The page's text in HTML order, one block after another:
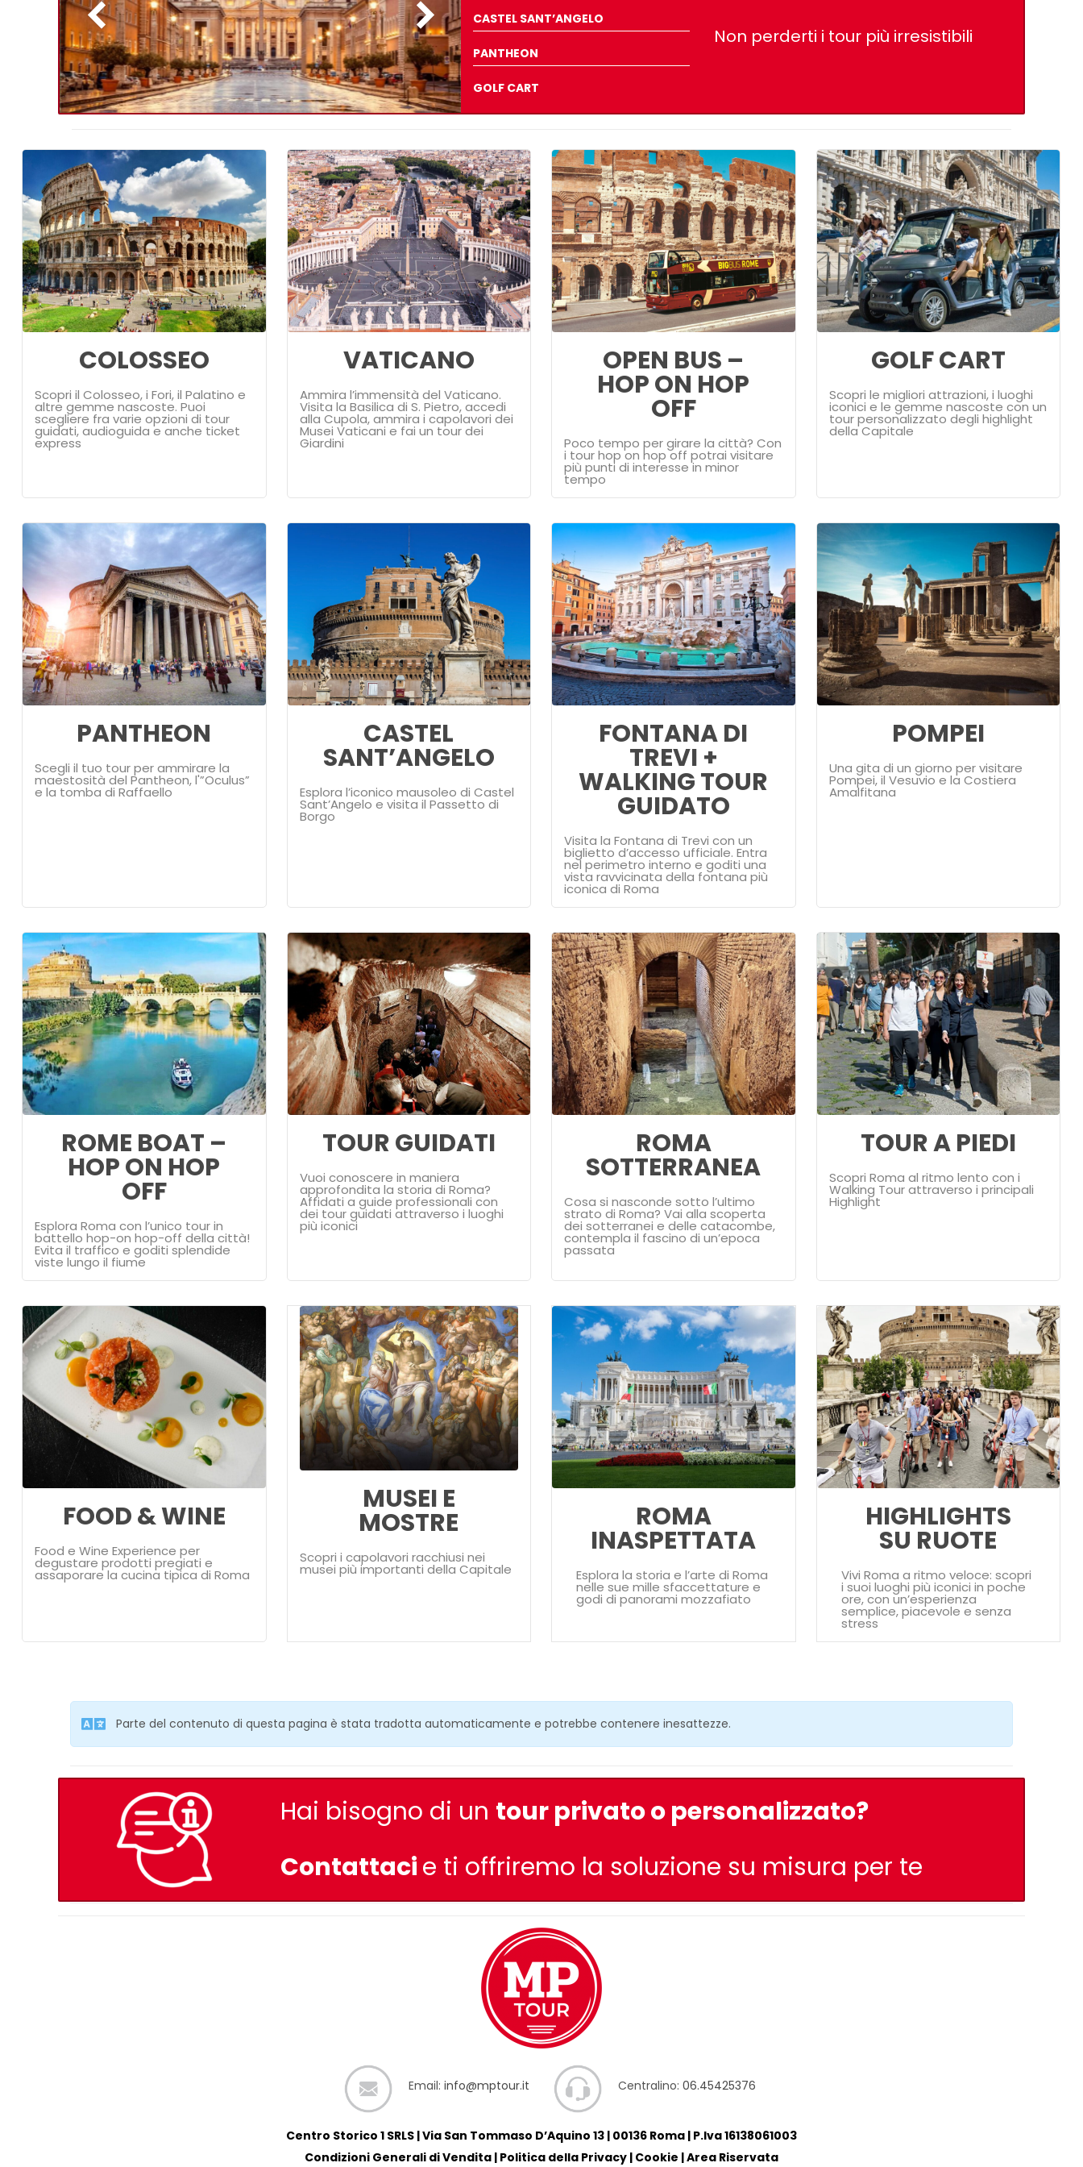
CASTEL SANT’ANGELO
PANTHEON
GOLF CART
Non perderti i tour più irresistibili
COLOSSEO
Scopri il Colosseo, i Fori, il Palatino e
altre gemme nascoste. Puoi
scegliere fra varie opzioni di tour
guidati, audioguida e anche ticket
express
VATICANO
Ammira l’immensità del Vaticano.
Visita la Basilica di S. Pietro, accedi
alla Cupola, ammira i capolavori dei
Musei Vaticani e fai un tour dei
Giardini
OPEN BUS –
HOP ON HOP
OFF
Poco tempo per girare la città? Con
i tour hop on hop off potrai visitare
più punti di interesse in minor
tempo
GOLF CART
Scopri le migliori attrazioni, i luoghi
iconici e le gemme nascoste con un
tour personalizzato degli highlight
della Capitale
PANTHEON
Scegli il tuo tour per ammirare la
maestosità del Pantheon, l'”Oculus”
e la tomba di Raffaello
CASTEL
SANT’ANGELO
Esplora l’iconico mausoleo di Castel
Sant’Angelo e visita il Passetto di
Borgo
FONTANA DI
TREVI +
WALKING TOUR
GUIDATO
Visita la Fontana di Trevi con un
biglietto d’accesso ufficiale. Entra
nel perimetro interno e goditi una
vista ravvicinata della fontana più
iconica di Roma
POMPEI
Una gita di un giorno per visitare
Pompei, il Vesuvio e la Costiera
Amalfitana
ROME BOAT –
HOP ON HOP
OFF
Esplora Roma con l’unico tour in
battello hop-on hop-off della città!
Evita il traffico e goditi splendide
viste lungo il fiume
TOUR GUIDATI
Vuoi conoscere in maniera
approfondita la storia di Roma?
Affidati a guide professionali con
dei tour guidati attraverso i luoghi
più iconici
ROMA
SOTTERRANEA
Cosa si nasconde sotto l’ultimo
strato di Roma? Vai alla scoperta
dei sotterranei e delle catacombe,
contempla il fascino di un’epoca
passata
TOUR A PIEDI
Scopri Roma al ritmo lento con i
Walking Tour attraverso i principali
Highlight
FOOD & WINE
Food e Wine Experience per
degustare prodotti pregiati e
assaporare la cucina tipica di Roma
MUSEI E
MOSTRE
Scopri i capolavori racchiusi nei
musei più importanti della Capitale
ROMA
INASPETTATA
Esplora la storia e l’arte di Roma
nelle sue mille sfaccettature e
godi di panorami mozzafiato
HIGHLIGHTS
SU RUOTE
Vivi Roma a ritmo veloce: scopri
i suoi luoghi più iconici in poche
ore, con un’esperienza
semplice, piacevole e senza
stress
Parte del contenuto di questa pagina è stata tradotta automaticamente e potrebbe contenere inesattezze.
Hai bisogno di un tour privato o personalizzato?
Contattacie ti offriremo la soluzione su misura per te
Email: info@mptour.it Centralino: 06.45425376
Centro Storico 1 SRLS | Via San Tommaso D’Aquino 13 | 00136 Roma | P.Iva 16138061003
Condizioni Generali di Vendita | Politica della Privacy | Cookie |Area Riservata